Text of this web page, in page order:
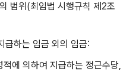
범위 (최임법 시행규칙 제 2조
급하는 임금 외의 임금:
에 의하여 지급하는 정근수당,